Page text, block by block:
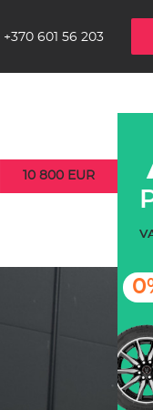
+370 601 56 203
10 800 EUR